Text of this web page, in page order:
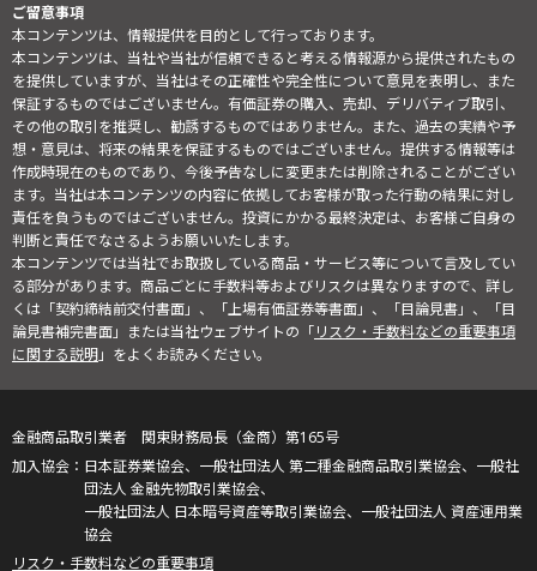
ご留意事項
本コンテンツは、情報提供を目的として行っております。
本コンテンツは、当社や当社が信頼できると考える情報源から提供されたもの
を提供していますが、当社はその正確性や完全性について意見を表明し、また
保証するものではございません。有価証券の購入、売却、デリバティブ取引、
その他の取引を推奨し、勧誘するものではありません。また、過去の実績や予
想・意見は、将来の結果を保証するものではございません。提供する情報等は
作成時現在のものであり、今後予告なしに変更または削除されることがござい
ます。当社は本コンテンツの内容に依拠してお客様が取った行動の結果に対し
責任を負うものではございません。投資にかかる最終決定は、お客様ご自身の
判断と責任でなさるようお願いいたします。
本コンテンツでは当社でお取扱している商品・サービス等について言及してい
る部分があります。商品ごとに手数料等およびリスクは異なりますので、詳し
くは「契約締結前交付書面」、「上場有価証券等書面」、「目論見書」、「目
論見書補完書面」または当社ウェブサイトの「リスク・手数料などの重要事項
に関する説明」をよくお読みください。
金融商品取引業者 関東財務局長（金商）第165号
日本証券業協会、一般社団法人 第二種金融商品取引業協会、一般社
団法人 金融先物取引業協会、
一般社団法人 日本暗号資産等取引業協会、一般社団法人 資産運用業
協会
リスク・手数料などの重要事項